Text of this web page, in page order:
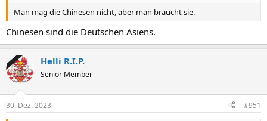
Man mag die Chinesen nicht, aber man braucht sie.
Chinesen sind die Deutschen Asiens.
Helli R.I.P.
Senior Member
30. Dez. 2023 #951